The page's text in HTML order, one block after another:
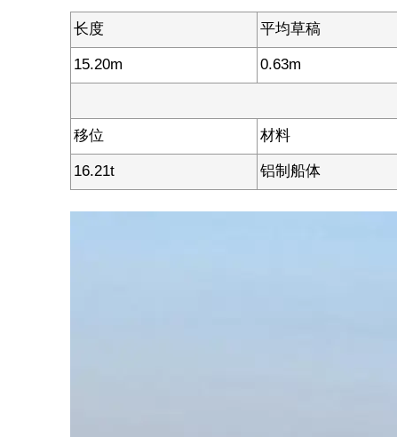
长度 平均草稿
15.20m 0.63m
移位 材料
16.21t 铝制船体